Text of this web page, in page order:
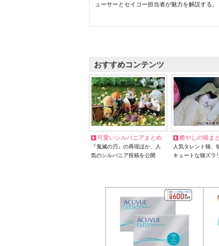
ューサーとセイコー担当者が魅力を解説する。
おすすめコンテンツ
可愛いシルバニアまとめ
『鬼滅の刃』の再現ほか、人
気のシルバニア投稿を公開
癒やしの猫ま
人気タレント猫
キュートな猫ズラ